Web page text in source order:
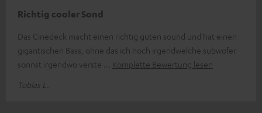
Richtig cooler Sond
Das Cinedeck macht einen richtig guten sound und hat einen
gigantischen Bass, ohne das ich noch irgendwelche subwofer
sonnst irgendwo verste
Komplette Bewertung lesen
Tobias L.